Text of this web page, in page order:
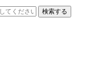
検索する